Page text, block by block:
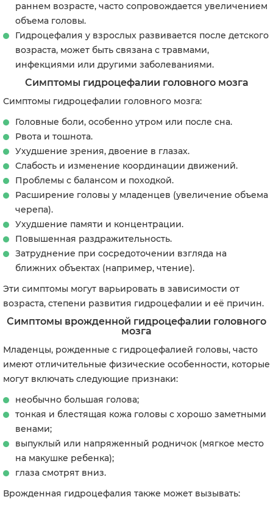
раннем возрасте, часто сопровождается увеличением
объема головы.
Гидроцефалия у взрослых развивается после детского
возраста, может быть связана с травмами,
инфекциями или другими заболеваниями.
Симптомы гидроцефалии головного мозга
Симптомы гидроцефалии головного мозга:
Головные боли, особенно утром или после сна.
Рвота и тошнота.
Ухудшение зрения, двоение в глазах.
Слабость и изменение координации движений.
Проблемы с балансом и походкой.
Расширение головы у младенцев (увеличение объема
черепа).
Ухудшение памяти и концентрации.
Повышенная раздражительность.
Затруднение при сосредоточении взгляда на
ближних объектах (например, чтение).
Эти симптомы могут варьировать в зависимости от
возраста, степени развития гидроцефалии и её причин.
Симптомы врожденной гидроцефалии головного
мозга
Младенцы, рожденные с гидроцефалией головы, часто
имеют отличительные физические особенности, которые
могут включать следующие признаки:
необычно большая голова;
тонкая и блестящая кожа головы с хорошо заметными
венами;
выпуклый или напряженный родничок (мягкое место
на макушке ребенка);
глаза смотрят вниз.
Врожденная гидроцефалия также может вызывать: